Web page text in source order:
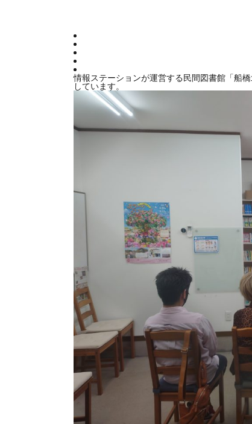
情報ステーションが運営する民間図書館「船
しています。